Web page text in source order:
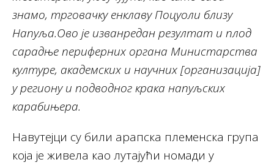
знамо, трговачку енклаву Поцуоли близу
Напуља.Ово је изванредан резултат и плод
сарадње периферних органа Министарства
културе, академских и научних [организација]
у региону и подводног крака напуљских
карабињера.
Навутејци су били арапска племенска група
која је живела као лутајући номади у